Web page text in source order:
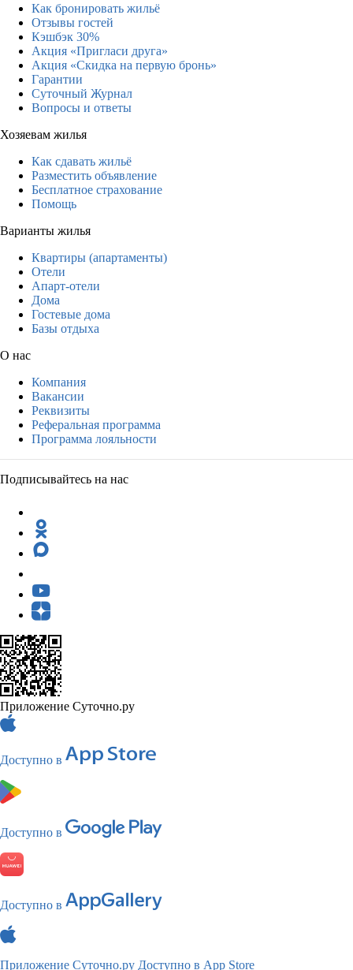
Как бронировать жильё
Отзывы гостей
Кэшбэк 30%
Акция «Пригласи друга»
Акция «Скидка на первую бронь»
Гарантии
Суточный Журнал
Вопросы и ответы
Хозяевам жилья
Как сдавать жильё
Разместить объявление
Бесплатное страхование
Помощь
Варианты жилья
Квартиры (апартаменты)
Отели
Апарт-отели
Дома
Гостевые дома
Базы отдыха
О нас
Компания
Вакансии
Реквизиты
Реферальная программа
Программа лояльности
Подписывайтесь на нас
Приложение Суточно.ру
Доступно в
Доступно в
Доступно в
Приложение Суточно.ру Доступно в App Store